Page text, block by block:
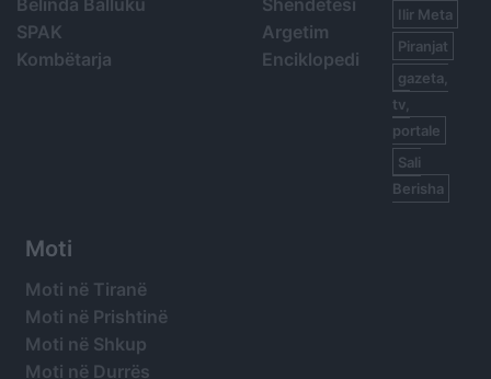
SPAK
Kombëtarja
Argetim
Enciklopedi
Ilir Meta
Piranjat
gazeta,
tv,
portale
Sali
Berisha
Moti
Moti në Tiranë
Moti në Prishtinë
Moti në Shkup
Moti në Durrës